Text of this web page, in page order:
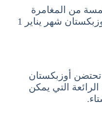
من المغامرة
والتشويق على السياحة في أوزبكستان شهر يناير 1
تحتضن أوزبكستان
التي يمكن